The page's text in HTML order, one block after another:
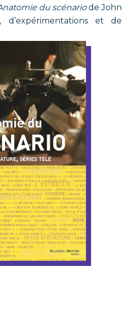
du scénariode John
d’expérimentations et de